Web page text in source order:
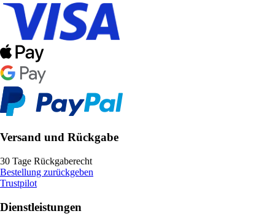
Versand und Rückgabe
30 Tage Rückgaberecht
Bestellung zurückgeben
Trustpilot
Dienstleistungen